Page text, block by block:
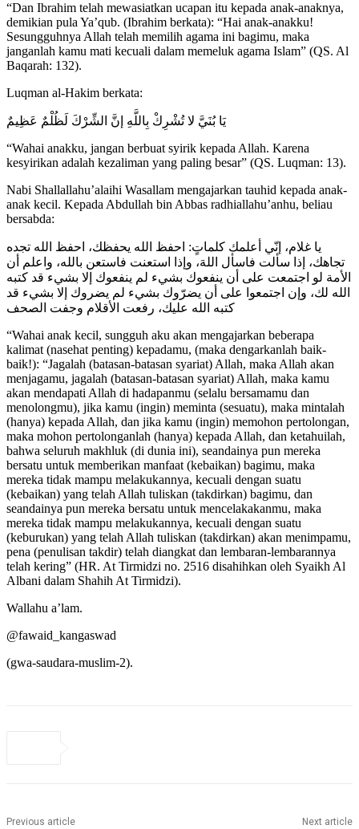
“Dan Ibrahim telah mewasiatkan ucapan itu kepada anak-anaknya,
demikian pula Ya’qub. (Ibrahim berkata): “Hai anak-anakku!
Sesungguhnya Allah telah memilih agama ini bagimu, maka
janganlah kamu mati kecuali dalam memeluk agama Islam” (QS. Al
Baqarah: 132).
Luqman al-Hakim berkata:
يَا بُنَيَّ لا تُشْرِكْ بِاللَّهِ إنَّ الشِّرْكَ لَظُلْمٌ عَظِيمٌ
“Wahai anakku, jangan berbuat syirik kepada Allah. Karena
kesyirikan adalah kezaliman yang paling besar” (QS. Luqman: 13).
Nabi Shallallahu’alaihi Wasallam mengajarkan tauhid kepada anak-
anak kecil. Kepada Abdullah bin Abbas radhiallahu’anhu, beliau
bersabda:
يا غلام، إنّي أعلمك كلماتٍ: احفظ الله يحفظك، احفظ الله تجده
تجاهك، إذا سألت فاسأل اللهَ، وإذا استعنت فاستعن بالله، واعلم أن
الأمة لو اجتمعت على أن ينفعوك بشيء لم ينفعوك إلا بشيء قد كتبه
الله لك، وإن اجتمعوا على أن يضرّوك بشيء لم يضروك إلا بشيء قد
كتبه الله عليك، رفعت الأقلام وجفت الصحف
“Wahai anak kecil, sungguh aku akan mengajarkan beberapa
kalimat (nasehat penting) kepadamu, (maka dengarkanlah baik-
baik!): “Jagalah (batasan-batasan syariat) Allah, maka Allah akan
menjagamu, jagalah (batasan-batasan syariat) Allah, maka kamu
akan mendapati Allah di hadapanmu (selalu bersamamu dan
menolongmu), jika kamu (ingin) meminta (sesuatu), maka mintalah
(hanya) kepada Allah, dan jika kamu (ingin) memohon pertolongan,
maka mohon pertolonganlah (hanya) kepada Allah, dan ketahuilah,
bahwa seluruh makhluk (di dunia ini), seandainya pun mereka
bersatu untuk memberikan manfaat (kebaikan) bagimu, maka
mereka tidak mampu melakukannya, kecuali dengan suatu
(kebaikan) yang telah Allah tuliskan (takdirkan) bagimu, dan
seandainya pun mereka bersatu untuk mencelakakanmu, maka
mereka tidak mampu melakukannya, kecuali dengan suatu
(keburukan) yang telah Allah tuliskan (takdirkan) akan menimpamu,
pena (penulisan takdir) telah diangkat dan lembaran-lembarannya
telah kering” (HR. At Tirmidzi no. 2516 disahihkan oleh Syaikh Al
Albani dalam Shahih At Tirmidzi).
Wallahu a’lam.
@fawaid_kangaswad
(gwa-saudara-muslim-2).
Previous article Next article